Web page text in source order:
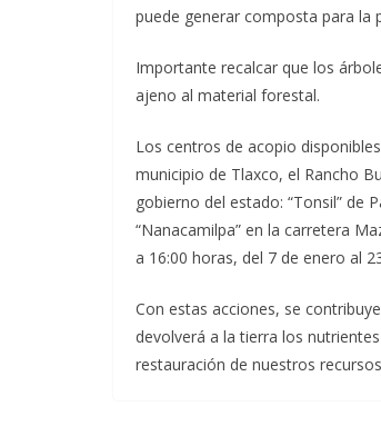
puede generar composta para la
Importante recalcar que los
ajeno al material forestal.
Los centros de acopio
municipio de Tlaxco, el Rancho
gobierno del estado: “Tonsil” de
“Nanacamilpa” en la carretera
a 16:00 horas, del 7 de enero al
Con estas acciones, se
devolverá a la tierra los
restauración de nuestros